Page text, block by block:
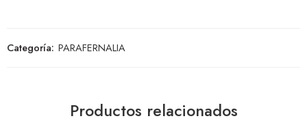
Categoría: PARAFERNALIA
Productos relacionados